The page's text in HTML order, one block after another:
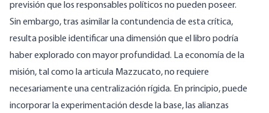
previsión que los responsables políticos no pueden poseer.
Sin embargo, tras asimilar la contundencia de esta crítica,
resulta posible identificar una dimensión que el libro podría
haber explorado con mayor profundidad. La economía de la
misión, tal como la articula Mazzucato, no requiere
necesariamente una centralización rígida. En principio, puede
incorporar la experimentación desde la base, las alianzas